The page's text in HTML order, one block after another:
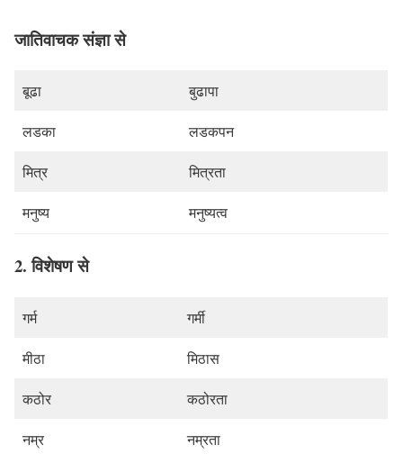
जातिवाचक संज्ञा से
बूढा बुढापा
लडका लडकपन
मित्र मित्रता
मनुष्य मनुष्यत्व
2. विशेषण से
गर्म गर्मी
मीठा मिठास
कठोर कठोरता
नम्र नम्रता